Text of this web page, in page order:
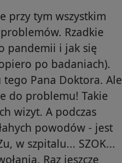
przy tym wszystkim
Rzadkie
pandemii i jak się
po badaniach).
Pana Doktora. Ale
do problemu! Takie
wizyt. A podczas
powodów - jest
w szpitalu... SZOK...
Raz jeszcze